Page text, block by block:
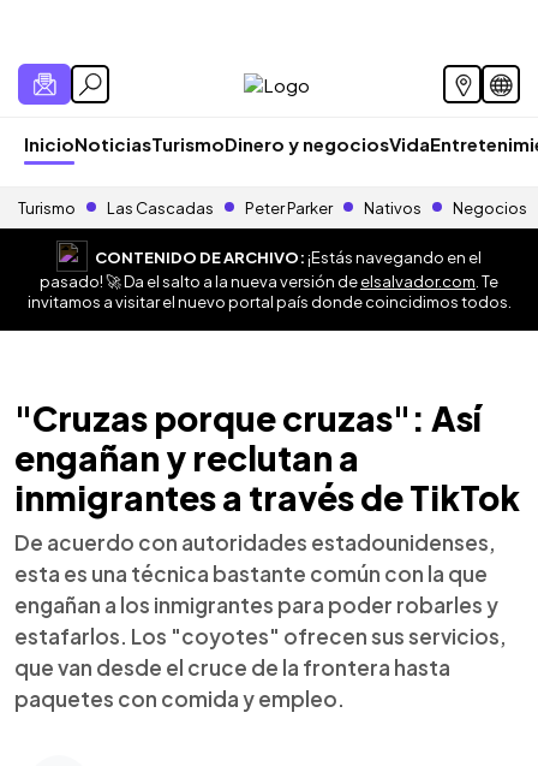
InicioNoticiasTurismoDinero y negociosVida
Turismo Las Cascadas Peter Parker Nativos Negocios
CONTENIDO DE ARCHIVO:¡Estás navegando en el
pasado! 🚀 Da el salto a la nueva versión deelsalvador.com . Te
invitamos a visitar el nuevo portal país donde coincidimos todos.
"Cruzas porque cruzas": Así
engañan y reclutan a
inmigrantes a través de TikTok
De acuerdo con autoridades estadounidenses,
esta es una técnica bastante común con la que
engañan a los inmigrantes para poder robarles y
estafarlos. Los "coyotes" ofrecen sus servicios,
que van desde el cruce de la frontera hasta
paquetes con comida y empleo.